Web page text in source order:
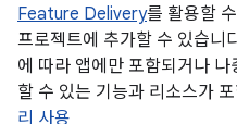
Feature Delivery를 활용할
프로젝트에 추가할 수 있습니
에 따라 앱에만 포함되거나
할 수 있는 기능과 리소스가
리 사용